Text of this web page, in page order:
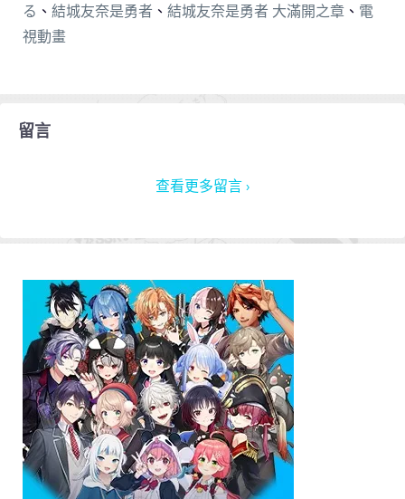
る 、 結城友奈是勇者 、 結城友奈是勇者 大滿開之章 、 電
視動畫
留言
查看更多留言 ›